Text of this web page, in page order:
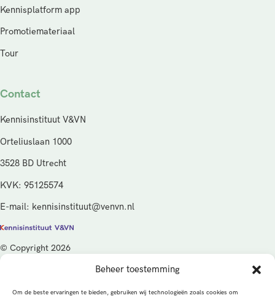
Beheer toestemming
Om de beste ervaringen te bieden, gebruiken wij technologieën zoals cookies om
Kennisplatform app
Promotiemateriaal
Tour
Contact
Kennisinstituut V&VN
Orteliuslaan 1000
3528 BD Utrecht
KVK: 95125574
E-mail: kennisinstituut@venvn.nl
© Copyright 2026
De activiteiten van het Kennisinstituut V&VN worden gefinancierd
vanuit de kwaliteitsgelden van het ministerie van Volksgezondheid,